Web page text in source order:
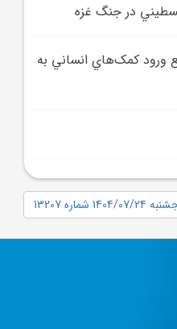
ورود کمک‌هاي انساني به
13207